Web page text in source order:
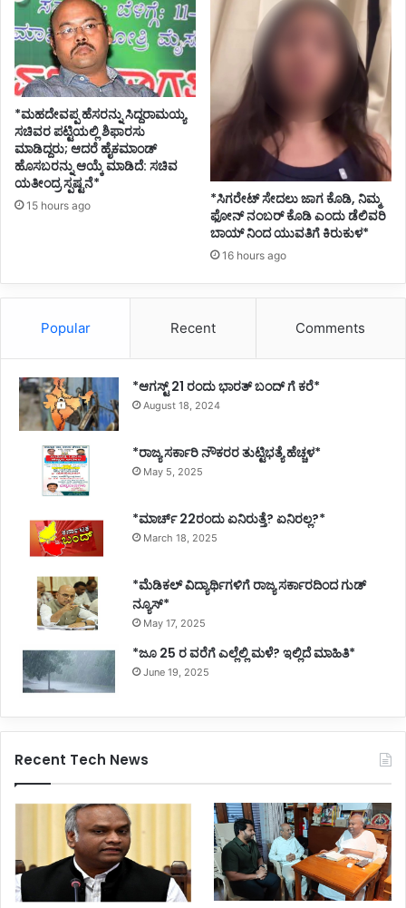
*ಮಹದೇವಪ್ಪ ಹೆಸರನ್ನು ಸಿದ್ದರಾಮಯ್ಯ
ಸಚಿವರ ಪಟ್ಟಿಯಲ್ಲಿ ಶಿಫಾರಸು
ಮಾಡಿದ್ದರು; ಆದರೆ ಹೈಕಮಾಂಡ್
ಹೊಸಬರನ್ನು ಆಯ್ಕೆ ಮಾಡಿದೆ: ಸಚಿವ
ಯತೀಂದ್ರ ಸ್ಪಷ್ಟನೆ*
15 hours ago
*ಸಿಗರೇಟ್ ಸೇದಲು ಜಾಗ ಕೊಡಿ, ನಿಮ್ಮ
ಫೋನ್ ನಂಬರ್ ಕೊಡಿ ಎಂದು ಡೆಲಿವರಿ
ಬಾಯ್ ನಿಂದ ಯುವತಿಗೆ ಕಿರುಕುಳ*
16 hours ago
Popular Recent Comments
*ಆಗಸ್ಟ್ 21 ರಂದು ಭಾರತ್‌ ಬಂದ್‌ ಗೆ ಕರೆ*
August 18, 2024
*ರಾಜ್ಯ ಸರ್ಕಾರಿ ನೌಕರರ ತುಟ್ಟಿಭತ್ಯೆ ಹೆಚ್ಚಳ*
May 5, 2025
*ಮಾರ್ಚ್ 22ರಂದು ಏನಿರುತ್ತೆ? ಏನಿರಲ್ಲ?*
March 18, 2025
*ಮೆಡಿಕಲ್ ವಿದ್ಯಾರ್ಥಿಗಳಿಗೆ ರಾಜ್ಯ ಸರ್ಕಾರದಿಂದ ಗುಡ್
ನ್ಯೂಸ್*
May 17, 2025
*ಜೂ 25 ರ ವರೆಗೆ ಎಲ್ಲೆಲ್ಲಿ ಮಳೆ? ಇಲ್ಲಿದೆ ಮಾಹಿತಿ*
June 19, 2025
Recent Tech News